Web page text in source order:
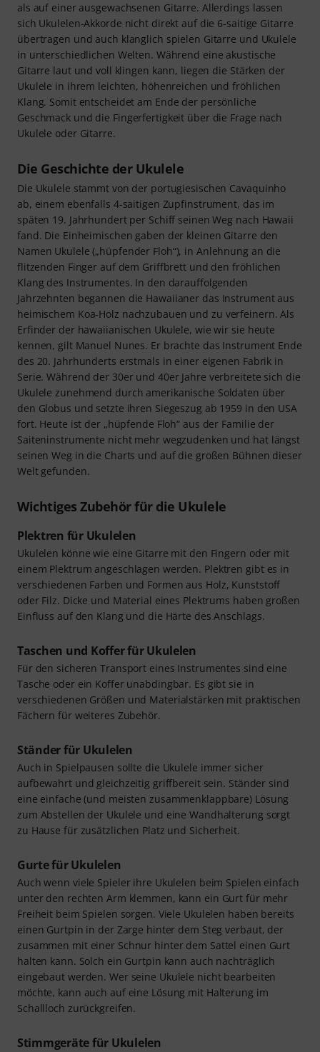
als auf einer ausgewachsenen Gitarre. Allerdings lassen
sich Ukulelen-Akkorde nicht direkt auf die 6-saitige Gitarre
übertragen und auch klanglich spielen Gitarre und Ukulele
in unterschiedlichen Welten. Während eine akustische
Gitarre laut und voll klingen kann, liegen die Stärken der
Ukulele in ihrem leichten, höhenreichen und fröhlichen
Klang. Somit entscheidet am Ende der persönliche
Geschmack und die Fingerfertigkeit über die Frage nach
Ukulele oder Gitarre.
Die Geschichte der Ukulele
Die Ukulele stammt von der portugiesischen Cavaquinho
ab, einem ebenfalls 4-saitigen Zupfinstrument, das im
späten 19. Jahrhundert per Schiff seinen Weg nach Hawaii
fand. Die Einheimischen gaben der kleinen Gitarre den
Namen Ukulele („hüpfender Floh“), in Anlehnung an die
flitzenden Finger auf dem Griffbrett und den fröhlichen
Klang des Instrumentes. In den darauffolgenden
Jahrzehnten begannen die Hawaiianer das Instrument aus
heimischem Koa-Holz nachzubauen und zu verfeinern. Als
Erfinder der hawaiianischen Ukulele, wie wir sie heute
kennen, gilt Manuel Nunes. Er brachte das Instrument Ende
des 20. Jahrhunderts erstmals in einer eigenen Fabrik in
Serie. Während der 30er und 40er Jahre verbreitete sich die
Ukulele zunehmend durch amerikanische Soldaten über
den Globus und setzte ihren Siegeszug ab 1959 in den USA
fort. Heute ist der „hüpfende Floh“ aus der Familie der
Saiteninstrumente nicht mehr wegzudenken und hat längst
seinen Weg in die Charts und auf die großen Bühnen dieser
Welt gefunden.
Wichtiges Zubehör für die Ukulele
Plektren für Ukulelen
Ukulelen könne wie eine Gitarre mit den Fingern oder mit
einem Plektrum angeschlagen werden. Plektren gibt es in
verschiedenen Farben und Formen aus Holz, Kunststoff
oder Filz. Dicke und Material eines Plektrums haben großen
Einfluss auf den Klang und die Härte des Anschlags.
Taschen und Koffer für Ukulelen
Für den sicheren Transport eines Instrumentes sind eine
Tasche oder ein Koffer unabdingbar. Es gibt sie in
verschiedenen Größen und Materialstärken mit praktischen
Fächern für weiteres Zubehör.
Ständer für Ukulelen
Auch in Spielpausen sollte die Ukulele immer sicher
aufbewahrt und gleichzeitig griffbereit sein. Ständer sind
eine einfache (und meisten zusammenklappbare) Lösung
zum Abstellen der Ukulele und eine Wandhalterung sorgt
zu Hause für zusätzlichen Platz und Sicherheit.
Gurte für Ukulelen
Auch wenn viele Spieler ihre Ukulelen beim Spielen einfach
unter den rechten Arm klemmen, kann ein Gurt für mehr
Freiheit beim Spielen sorgen. Viele Ukulelen haben bereits
einen Gurtpin in der Zarge hinter dem Steg verbaut, der
zusammen mit einer Schnur hinter dem Sattel einen Gurt
halten kann. Solch ein Gurtpin kann auch nachträglich
eingebaut werden. Wer seine Ukulele nicht bearbeiten
möchte, kann auch auf eine Lösung mit Halterung im
Schallloch zurückgreifen.
Stimmgeräte für Ukulelen